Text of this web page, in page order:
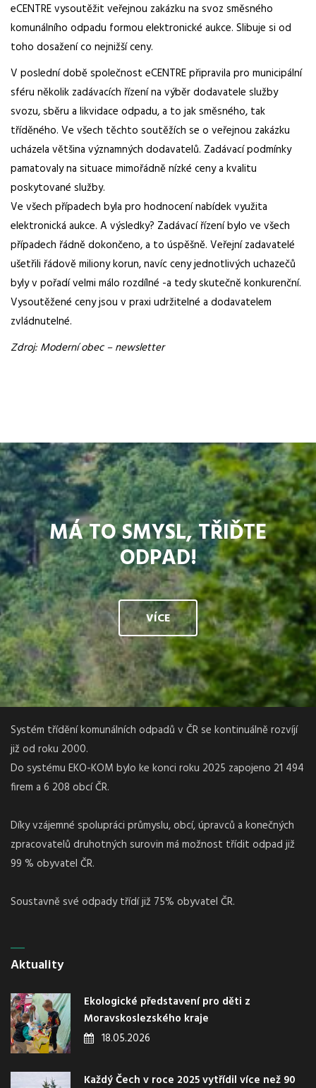
eCENTRE vysoutěžit veřejnou zakázku na svoz směsného
komunálního odpadu formou elektronické aukce. Slibuje si od
toho dosažení co nejnižší ceny.
V poslední době společnost eCENTRE připravila pro municipální
sféru několik zadávacích řízení na výběr dodavatele služby
svozu, sběru a likvidace odpadu, a to jak směsného, tak
tříděného. Ve všech těchto soutěžích se o veřejnou zakázku
ucházela většina významných dodavatelů. Zadávací podmínky
pamatovaly na situace mimořádně nízké ceny a kvalitu
poskytované služby.
Ve všech případech byla pro hodnocení nabídek využita
elektronická aukce. A výsledky? Zadávací řízení bylo ve všech
případech řádně dokončeno, a to úspěšně. Veřejní zadavatelé
ušetřili řádově miliony korun, navíc ceny jednotlivých uchazečů
byly v pořadí velmi málo rozdílné -a tedy skutečně konkurenční.
Vysoutěžené ceny jsou v praxi udržitelné a dodavatelem
zvládnutelné.
Zdroj: Moderní obec – newsletter
MÁ TO SMYSL, TŘIĎTE
ODPAD!
VÍCE
Systém třídění komunálních odpadů v ČR se kontinuálně rozvíjí
již od roku 2000.
Do systému EKO-KOM bylo ke konci roku 2025 zapojeno 21 494
firem a 6 208 obcí ČR.
Díky vzájemné spolupráci průmyslu, obcí, úpravců a konečných
zpracovatelů druhotných surovin má možnost třídit odpad již
99 % obyvatel ČR.
Soustavně své odpady třídí již 75% obyvatel ČR.
Aktuality
Ekologické představení pro děti z
Moravskoslezského kraje
18.05.2026
Každý Čech v roce 2025 vytřídil více než 90